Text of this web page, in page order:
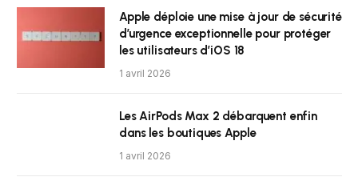
Apple déploie une mise à jour de sécurité
d’urgence exceptionnelle pour protéger
les utilisateurs d’iOS 18
1 avril 2026
Les AirPods Max 2 débarquent enfin
dans les boutiques Apple
1 avril 2026